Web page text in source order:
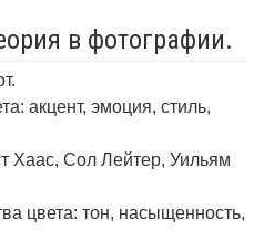
в фотографии.
акцент, эмоция, стиль,
Хаас, Сол Лейтер, Уильям
цвета: тон, насыщенность,